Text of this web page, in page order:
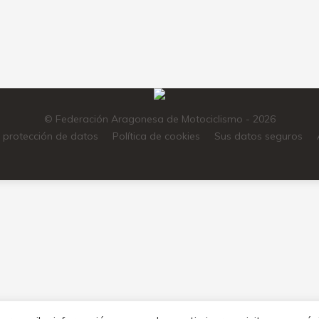
© Federación Aragonesa de Motociclismo - 2026
protección de datos
Política de cookies Sus datos seguros